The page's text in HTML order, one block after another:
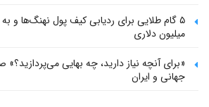
۵ گام طلایی برای ردیابی کیف پول‌ نهنگ‌ها و
میلیون دلاری
«برای آنچه نیاز دارید، چه بهایی می‌پردازید؟»
جهانی و ایران